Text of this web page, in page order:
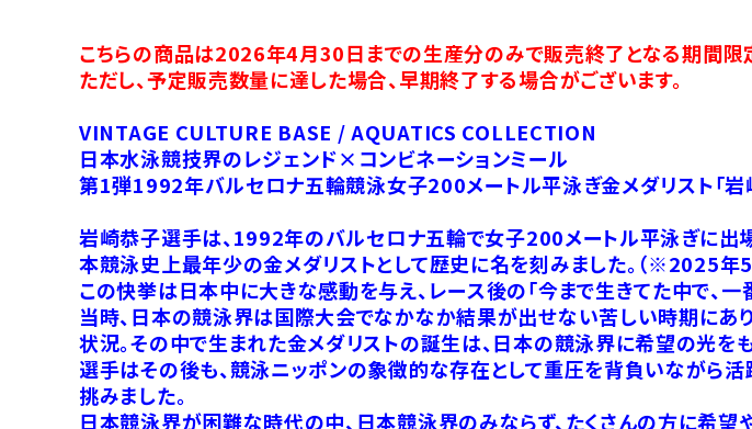
こちらの商品は2026年4月30日までの生産分のみで販売終了となる期間限定
ただし、予定販売数量に達した場合、早期終了する場合がございます。
VINTAGE CULTURE BASE / AQUATICS COLLECTION
日本水泳競技界のレジェンド×コンビネーションミール
第1弾1992年バルセロナ五輪競泳女子200メートル平泳ぎ金メダリスト「岩
岩崎恭子選手は、1992年のバルセロナ五輪で女子200メートル平泳ぎに出
本競泳史上最年少の金メダリストとして歴史に名を刻みました。（※2025年5
この快挙は日本中に大きな感動を与え、レース後の「今まで生きてた中で、
当時、日本の競泳界は国際大会でなかなか結果が出せない苦しい時期にあ
状況。その中で生まれた金メダリストの誕生は、日本の競泳界に希望の光を
選手はその後も、競泳ニッポンの象徴的な存在として重圧を背負いながら
挑みました。
日本競泳界が困難な時代の中、日本競泳界のみならず、たくさんの方に希